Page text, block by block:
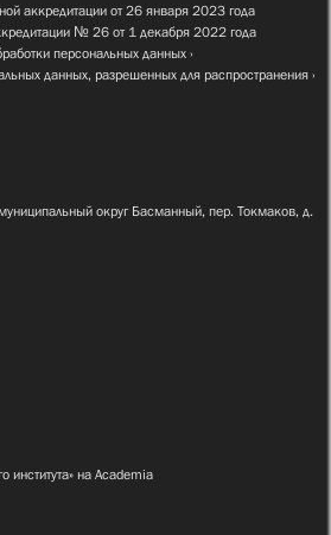
аккредитации от 26 января 2023 года
№ 26 от 1 декабря 2022 года
персональных данных
данных, разрешенных для распространения
округ Басманный, пер. Токмаков, д.
института» на Academia